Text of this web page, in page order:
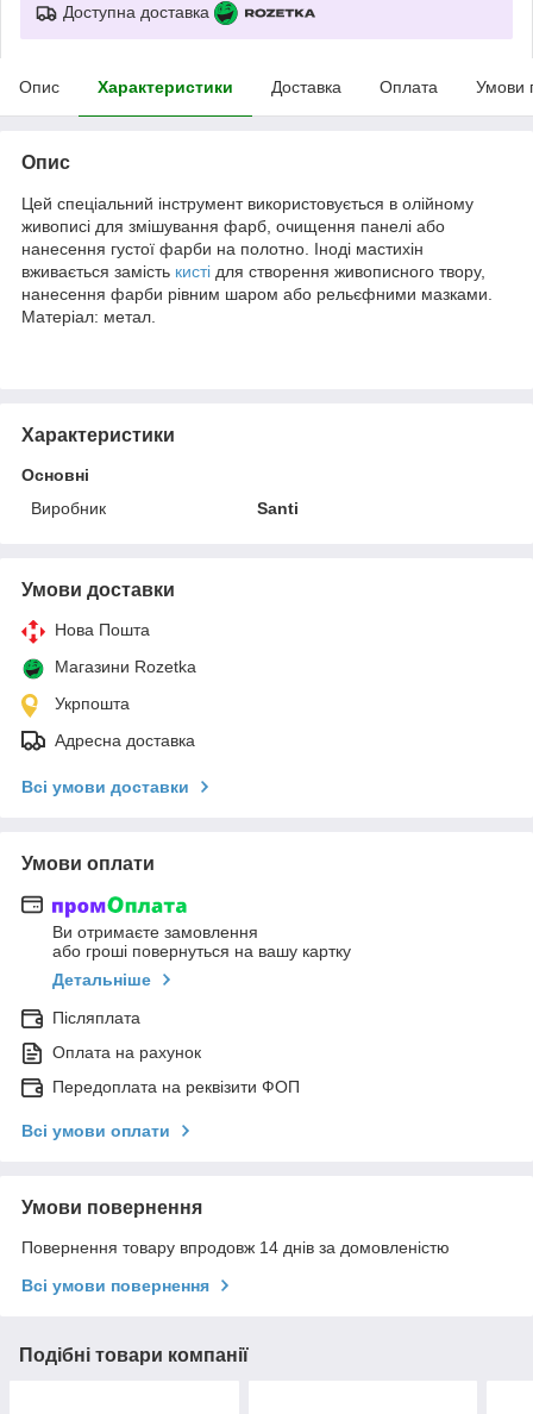
Доступна доставка
Опис Характеристики Доставка Оплата Умови
Опис
Цей спеціальний інструмент використовується в олійному
живописі для змішування фарб, очищення панелі або
нанесення густої фарби на полотно. Іноді мастихін
вживається замість кисті для створення живописного твору,
нанесення фарби рівним шаром або рельєфними мазками.
Матеріал: метал.
Характеристики
Основні
Виробник
Santi
Умови доставки
Нова Пошта
Магазини Rozetka
Укрпошта
Адресна доставка
Всі умови доставки
Умови оплати
Ви отримаєте замовлення
або гроші повернуться на вашу картку
Детальніше
Післяплата
Оплата на рахунок
Передоплата на реквізити ФОП
Всі умови оплати
Умови повернення
Повернення товару впродовж 14 днів за домовленістю
Всі умови повернення
Подібні товари компанії